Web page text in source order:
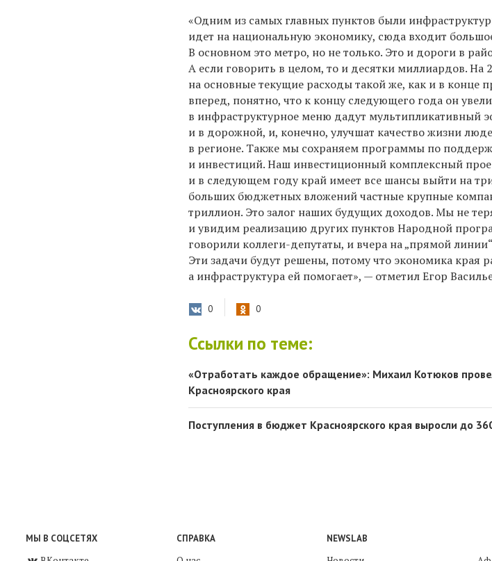
«Одним из самых главных пунктов были
идет на национальную экономику, сюда входит
В основном это метро, но не только. Это и дороги в
А если говорить в целом, то и десятки миллиардов.
на основные текущие расходы такой же, как и в конце
вперед, понятно, что к концу следующего года он
в инфраструктурное меню дадут мультипликативный
и в дорожной, и, конечно, улучшат качество жизни
в регионе. Также мы сохраняем программы по
и инвестиций. Наш инвестиционный комплексный
и в следующем году край имеет все шансы выйти на
больших бюджетных вложений частные крупные
триллион. Это залог наших будущих доходов. Мы не
и увидим реализацию других пунктов Народной
говорили коллеги-депутаты, и вчера на „прямой
Эти задачи будут решены, потому что экономика края
а инфраструктура ей помогает», — отметил Егор
0 0
Ссылки по теме:
«Отработать каждое обращение»: Михаил Котюков
Красноярского края
Поступления в бюджет Красноярского края выросли до
МЫ В СОЦСЕТЯХ СПРАВКА NEWSLAB